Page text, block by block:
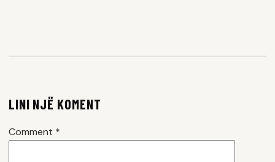
LINI NJË KOMENT
Comment *